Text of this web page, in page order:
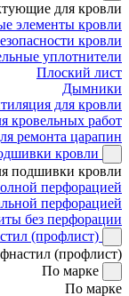
для кровли
элементы кровли
кровли
уплотнители
Плоский лист
Дымники
для кровли
кровельных работ
ремонта царапин
кровли
подшивки кровли
перфорацией
перфорацией
без перфорации
(профлист)
(профлист)
По марке
По марке